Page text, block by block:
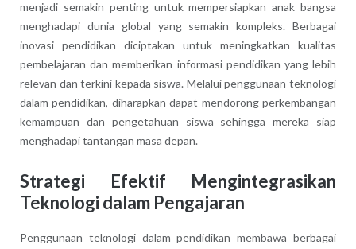
menjadi semakin penting untuk mempersiapkan anak bangsa
menghadapi dunia global yang semakin kompleks. Berbagai
inovasi pendidikan diciptakan untuk meningkatkan kualitas
pembelajaran dan memberikan informasi pendidikan yang lebih
relevan dan terkini kepada siswa. Melalui penggunaan teknologi
dalam pendidikan, diharapkan dapat mendorong perkembangan
kemampuan dan pengetahuan siswa sehingga mereka siap
menghadapi tantangan masa depan.
Strategi Efektif Mengintegrasikan
Teknologi dalam Pengajaran
Penggunaan teknologi dalam pendidikan membawa berbagai